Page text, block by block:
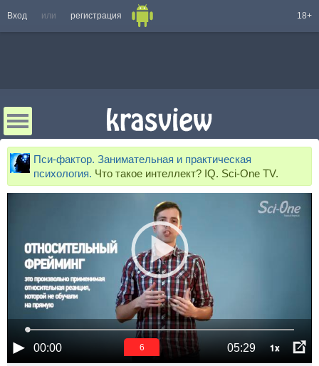
Вход или регистрация 18+
Пси-фактор. Занимательная и практическая
психология. Что такое интеллект? IQ. Sci-One TV.
00:00 05:29 1x
6